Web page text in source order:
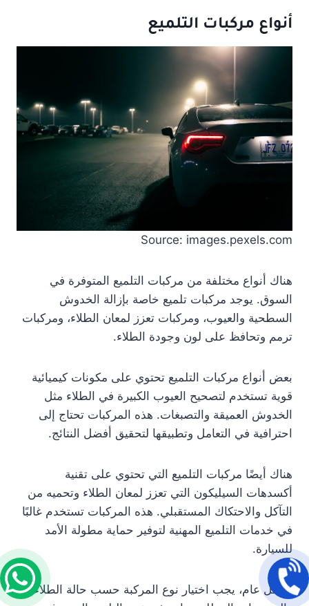
أنواع مركبات التلميع
Source: images.pexels.com
هناك أنواع مختلفة من مركبات التلميع المتوفرة في
السوق. يوجد مركبات تلميع خاصة بإزالة الخدوش
السطحية والعيوب، ومركبات تعزز لمعان الطلاء، ومركبات
ترمم وتحافظ على لون وجودة الطلاء.
بعض أنواع مركبات التلميع تحتوي على مكونات كيميائية
قوية تستخدم لتصحيح العيوب الكبيرة في الطلاء مثل
الخدوش العميقة والتصبغات. هذه المركبات تحتاج إلى
احترافية في التعامل وتطبيقها لتحقيق أفضل النتائج.
هناك أيضًا مركبات التلميع التي تحتوي على تقنية
أكسدهات السيليكون التي تعزز لمعان الطلاء وتحميه من
التآكل والاحتكاك المستقبلي. هذه المركبات تستخدم غالبًا
في خدمات التلميع المهنية لتوفير حماية مطولة الأمد
للسيارة.
بشكل عام، يجب اختيار نوع المركبة حسب حالة الطلاء